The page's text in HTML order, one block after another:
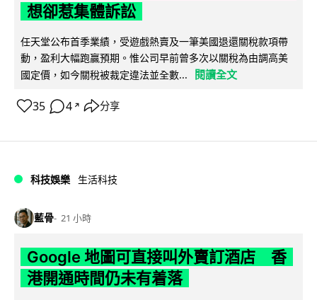
想卻惹集體訴訟
任天堂公布首季業績，受遊戲熱賣及一筆美國退還關稅款項帶
動，盈利大幅跑贏預期。惟公司早前曾多次以關稅為由調高美
國定價，如今關稅被裁定違法並全數...
閱讀全文
35 4 ↗ 分享
科技娛樂 生活科技
藍骨 21 小時
Google 地圖可直接叫外賣訂酒店 香
港開通時間仍未有着落